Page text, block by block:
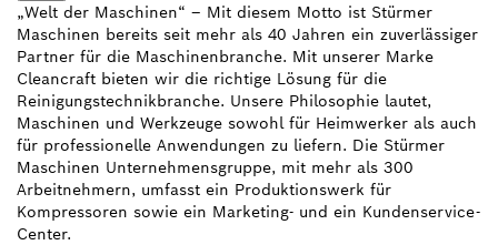
„Welt der Maschinen“ – Mit diesem Motto ist Stürmer
Maschinen bereits seit mehr als 40 Jahren ein zuverlässiger
Partner für die Maschinenbranche. Mit unserer Marke
Cleancraft bieten wir die richtige Lösung für die
Reinigungstechnikbranche. Unsere Philosophie lautet,
Maschinen und Werkzeuge sowohl für Heimwerker als auch
für professionelle Anwendungen zu liefern. Die Stürmer
Maschinen Unternehmensgruppe, mit mehr als 300
Arbeitnehmern, umfasst ein Produktionswerk für
Kompressoren sowie ein Marketing- und ein Kundenservice-
Center.